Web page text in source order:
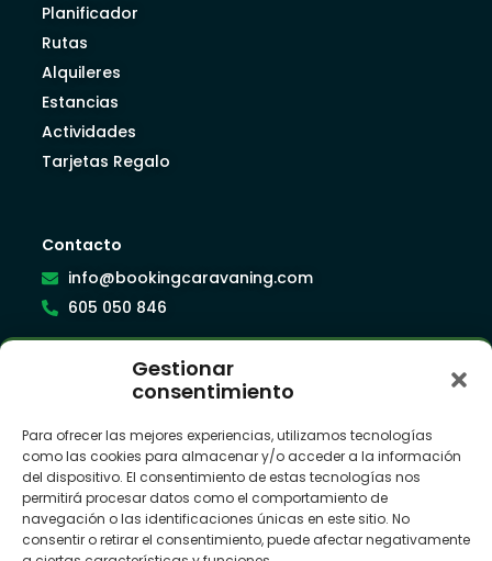
Gestionar
consentimiento
Para ofrecer las mejores experiencias, utilizamos tecnologías
como las cookies para almacenar y/o acceder a la información
del dispositivo. El consentimiento de estas tecnologías nos
permitirá procesar datos como el comportamiento de
navegación o las identificaciones únicas en este sitio. No
consentir o retirar el consentimiento, puede afectar negativamente
Planificador
Rutas
Alquileres
Estancias
Actividades
Tarjetas Regalo
Contacto
info@bookingcaravaning.com
605 050 846
Síguenos
Suscríbete a nuestra newsletter